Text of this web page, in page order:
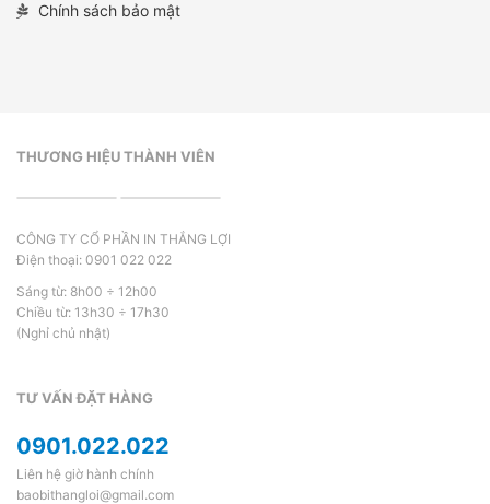
Chính sách bảo mật
THƯƠNG HIỆU THÀNH VIÊN
CÔNG TY CỔ PHẦN IN THẮNG LỢI
Điện thoại: 0901 022 022
Sáng từ: 8h00 ÷ 12h00
Chiều từ: 13h30 ÷ 17h30
(Nghỉ chủ nhật)
TƯ VẤN ĐẶT HÀNG
0901.022.022
Liên hệ giờ hành chính
baobithangloi@gmail.com